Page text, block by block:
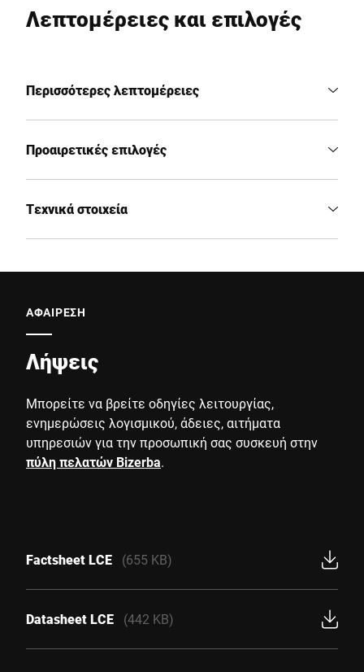
Λεπτομέρειες και επιλογές
Περισσότερες λεπτομέρειες
Προαιρετικές επιλογές
Τεχνικά στοιχεία
ΑΦΑΙΡΕΣΗ
Λήψεις
Μπορείτε να βρείτε οδηγίες λειτουργίας,
ενημερώσεις λογισμικού, άδειες, αιτήματα
υπηρεσιών για την προσωπική σας συσκευή στην
πύλη πελατών Bizerba.
Factsheet LCE (655 KB)
Datasheet LCE (442 KB)